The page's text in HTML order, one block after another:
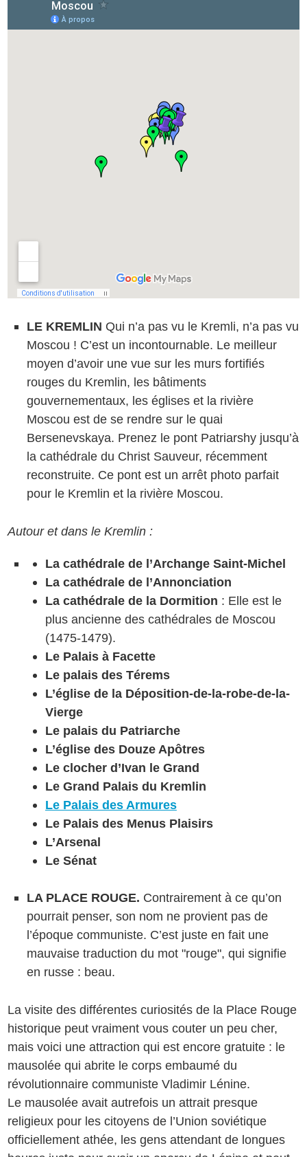
LE KREMLIN Qui n’a pas vu le Kremli, n’a pas vu
Moscou ! C’est un incontournable. Le meilleur
moyen d’avoir une vue sur les murs fortifiés
rouges du Kremlin, les bâtiments
gouvernementaux, les églises et la rivière
Moscou est de se rendre sur le quai
Bersenevskaya. Prenez le pont Patriarshy jusqu’à
la cathédrale du Christ Sauveur, récemment
reconstruite. Ce pont est un arrêt photo parfait
pour le Kremlin et la rivière Moscou.
Autour et dans le Kremlin :
La cathédrale de l’Archange Saint-Michel
La cathédrale de l’Annonciation
La cathédrale de la Dormition : Elle est le
plus ancienne des cathédrales de Moscou
(1475-1479).
Le Palais à Facette
Le palais des Térems
L’église de la Déposition-de-la-robe-de-la-
Vierge
Le palais du Patriarche
L’église des Douze Apôtres
Le clocher d’Ivan le Grand
Le Grand Palais du Kremlin
Le Palais des Armures
Le Palais des Menus Plaisirs
L’Arsenal
Le Sénat
LA PLACE ROUGE. Contrairement à ce qu’on
pourrait penser, son nom ne provient pas de
l’époque communiste. C’est juste en fait une
mauvaise traduction du mot "rouge", qui signifie
en russe : beau.
La visite des différentes curiosités de la Place Rouge
historique peut vraiment vous couter un peu cher,
mais voici une attraction qui est encore gratuite : le
mausolée qui abrite le corps embaumé du
révolutionnaire communiste Vladimir Lénine.
Le mausolée avait autrefois un attrait presque
religieux pour les citoyens de l’Union soviétique
officiellement athée, les gens attendant de longues